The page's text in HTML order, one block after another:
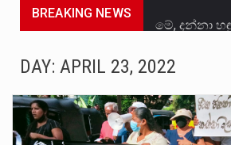
BREAKING NEWS
DAY: APRIL 23, 2022